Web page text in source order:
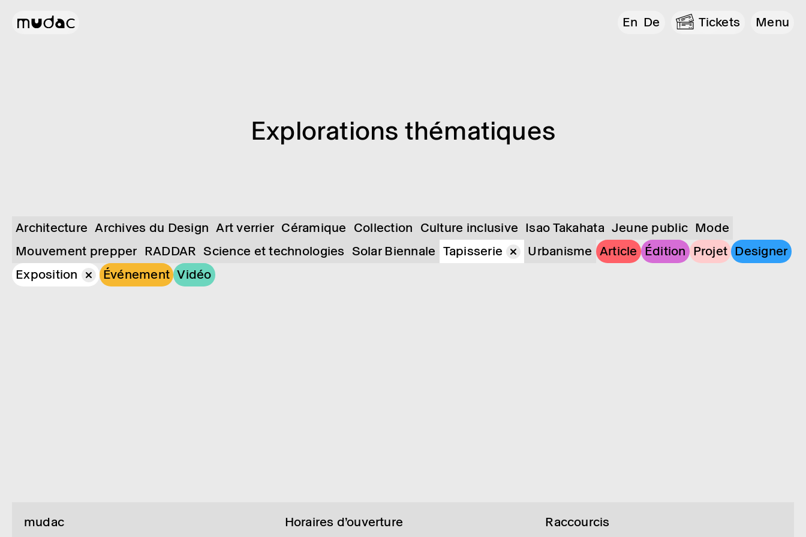
En De Tickets Menu
Explo­ra­tions théma­tiques
Architecture Archives du Design Art verrier Céramique Collection Culture inclusive Isao Takahata Jeune public Mode
Mouvement prepper RADDAR Science et technologies Solar Biennale Tapisserie Urbanisme Article Édition Projet Designer
Exposition
Événement Vidéo
mudac Horaires d’ouverture Raccourcis